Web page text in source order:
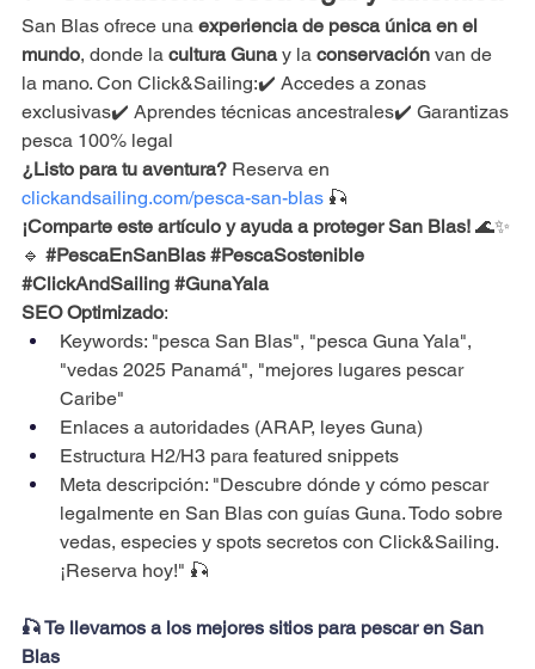
San Blas ofrece una experiencia de pesca única en el
mundo, donde la cultura Guna y la conservación van de
la mano. Con Click&Sailing:✔️ Accedes a zonas
exclusivas✔️ Aprendes técnicas ancestrales✔️ Garantizas
pesca 100% legal
¿Listo para tu aventura? Reserva en
clickandsailing.com/pesca-san-blas 🎣
¡Comparte este artículo y ayuda a proteger San Blas! 🌊✨
🔹 #PescaEnSanBlas #PescaSostenible
#ClickAndSailing #GunaYala
SEO Optimizado:
Keywords: "pesca San Blas", "pesca Guna Yala",
"vedas 2025 Panamá", "mejores lugares pescar
Caribe"
Enlaces a autoridades (ARAP, leyes Guna)
Estructura H2/H3 para featured snippets
Meta descripción: "Descubre dónde y cómo pescar
legalmente en San Blas con guías Guna. Todo sobre
vedas, especies y spots secretos con Click&Sailing.
¡Reserva hoy!" 🎣
🎣 Te llevamos a los mejores sitios para pescar en San
Blas